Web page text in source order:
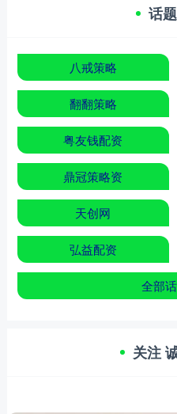
话
八戒策略
翻翻策略
粤友钱配资
鼎冠策略资
天创网
弘益配资
全部
关注